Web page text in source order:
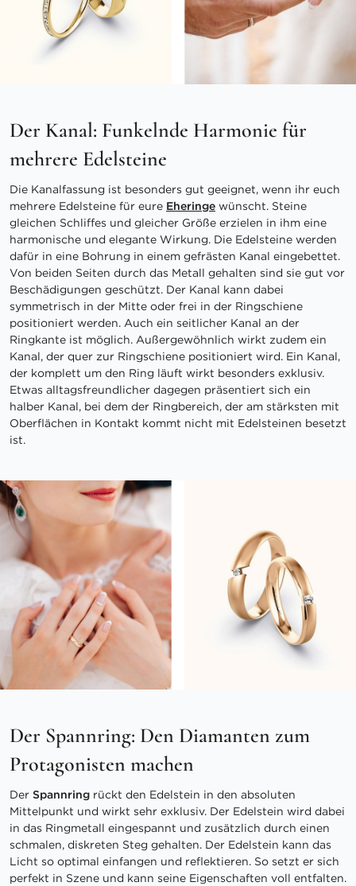
Der Kanal: Funkelnde Harmonie für
mehrere Edelsteine
Die Kanalfassung ist besonders gut geeignet, wenn ihr euch
mehrere Edelsteine für eure Eheringe wünscht. Steine
gleichen Schliffes und gleicher Größe erzielen in ihm eine
harmonische und elegante Wirkung. Die Edelsteine werden
dafür in eine Bohrung in einem gefrästen Kanal eingebettet.
Von beiden Seiten durch das Metall gehalten sind sie gut vor
Beschädigungen geschützt. Der Kanal kann dabei
symmetrisch in der Mitte oder frei in der Ringschiene
positioniert werden. Auch ein seitlicher Kanal an der
Ringkante ist möglich. Außergewöhnlich wirkt zudem ein
Kanal, der quer zur Ringschiene positioniert wird. Ein Kanal,
der komplett um den Ring läuft wirkt besonders exklusiv.
Etwas alltagsfreundlicher dagegen präsentiert sich ein
halber Kanal, bei dem der Ringbereich, der am stärksten mit
Oberflächen in Kontakt kommt nicht mit Edelsteinen besetzt
ist.
Der Spannring: Den Diamanten zum
Protagonisten machen
Der Spannring rückt den Edelstein in den absoluten
Mittelpunkt und wirkt sehr exklusiv. Der Edelstein wird dabei
in das Ringmetall eingespannt und zusätzlich durch einen
schmalen, diskreten Steg gehalten. Der Edelstein kann das
Licht so optimal einfangen und reflektieren. So setzt er sich
perfekt in Szene und kann seine Eigenschaften voll entfalten.